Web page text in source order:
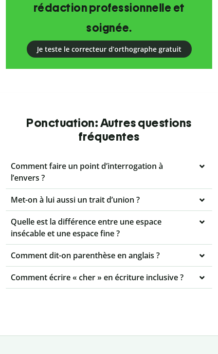
rédaction professionnelle et
soignée.
Je teste le correcteur d’orthographe gratuit
Ponctuation: Autres questions
fréquentes
Comment faire un point d’interrogation à
l’envers ?
Met-on à lui aussi un trait d’union ?
Quelle est la différence entre une espace
insécable et une espace fine ?
Comment dit-on parenthèse en anglais ?
Comment écrire « cher » en écriture inclusive ?